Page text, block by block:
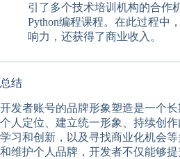
引了多个技术培训机构的合作
Python编程课程。在此过程中
响力，还获得了商业收入。
总结
开发者账号的品牌形象塑造是一个
个人定位、建立统一形象、持续创
学习和创新，以及寻找商业化机会
和维护个人品牌，开发者不仅能够